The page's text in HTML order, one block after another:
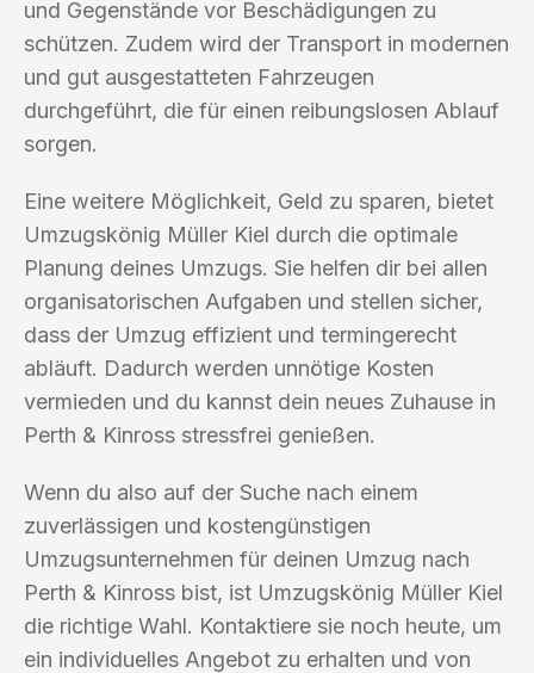
und Gegenstände vor Beschädigungen zu
schützen. Zudem wird der Transport in modernen
und gut ausgestatteten Fahrzeugen
durchgeführt, die für einen reibungslosen Ablauf
sorgen.
Eine weitere Möglichkeit, Geld zu sparen, bietet
Umzugskönig Müller Kiel durch die optimale
Planung deines Umzugs. Sie helfen dir bei allen
organisatorischen Aufgaben und stellen sicher,
dass der Umzug effizient und termingerecht
abläuft. Dadurch werden unnötige Kosten
vermieden und du kannst dein neues Zuhause in
Perth & Kinross stressfrei genießen.
Wenn du also auf der Suche nach einem
zuverlässigen und kostengünstigen
Umzugsunternehmen für deinen Umzug nach
Perth & Kinross bist, ist Umzugskönig Müller Kiel
die richtige Wahl. Kontaktiere sie noch heute, um
ein individuelles Angebot zu erhalten und von